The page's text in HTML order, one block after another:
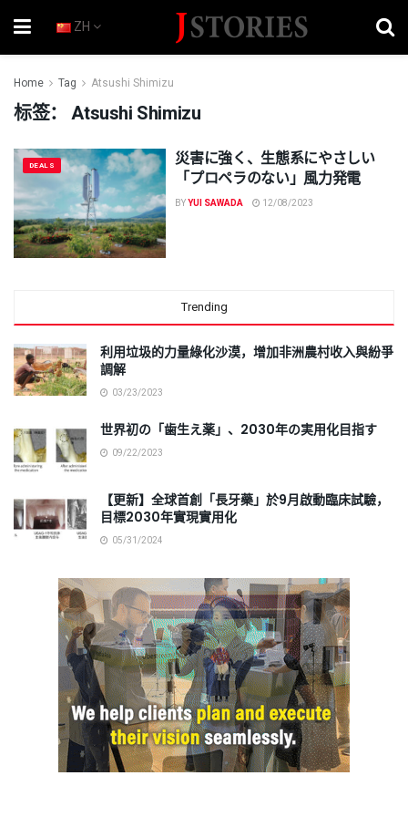
ZH
Home Tag Atsushi Shimizu
标签：Atsushi Shimizu
DEALS
災害に強く、生態系にやさしい
「プロペラのない」風力発電
BYYUI SAWADA 12/08/2023
Trending
利用垃圾的力量綠化沙漠，增加非洲農村收入與紛爭
調解
03/23/2023
世界初の「歯生え薬」、2030年の実用化目指す
09/22/2023
【更新】全球首創「長牙藥」於9月啟動臨床試驗，
目標2030年實現實用化
05/31/2024